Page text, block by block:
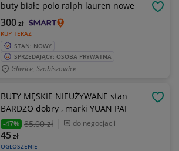
buty białe polo ralph lauren nowe
KUP TERAZ
300zł
STAN: NOWY
SPRZEDAJĄCY: OSOBA PRYWATNA
Gliwice, Szobiszowice
BUTY MĘSKIE NIEUŻYWANE stan
BARDZO dobry , marki YUAN PAI
-47% 85,00 zł do negocjacji
OGŁOSZENIE
45zł